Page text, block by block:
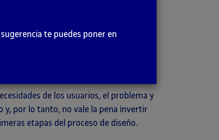
e iterar sobre las soluciones
a productos interesantes y adecuados.
de los usuarios, el problema y
y, por lo tanto, no vale la pena invertir
etapas del proceso de diseño.
te puedes poner en